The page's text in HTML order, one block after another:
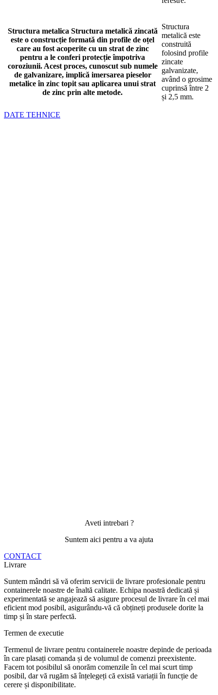
Structura metalica Structura metalică zincată
este o construcție formată din profile de oțel
care au fost acoperite cu un strat de zinc
pentru a le conferi protecție împotriva
coroziunii. Acest proces, cunoscut sub numele
de galvanizare, implică imersarea pieselor
metalice în zinc topit sau aplicarea unui strat
de zinc prin alte metode.
Structura
metalică este
construită
folosind profile
zincate
galvanizate,
având o grosime
cuprinsă între 2
și 2,5 mm.
DATE TEHNICE
Aveti intrebari ?
Suntem aici pentru a va ajuta
CONTACT
Livrare
Suntem mândri să vă oferim servicii de livrare profesionale pentru
containerele noastre de înaltă calitate. Echipa noastră dedicată și
experimentată se angajează să asigure procesul de livrare în cel mai
eficient mod posibil, asigurându-vă că obțineți produsele dorite la
timp și în stare perfectă.
Termen de executie
Termenul de livrare pentru containerele noastre depinde de perioada
în care plasați comanda și de volumul de comenzi preexistente.
Facem tot posibilul să onorăm comenzile în cel mai scurt timp
posibil, dar vă rugăm să înțelegeți că există variații în funcție de
cerere și disponibilitate.